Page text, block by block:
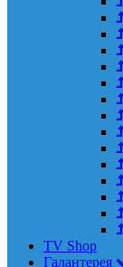
TV Shop
Галантерея